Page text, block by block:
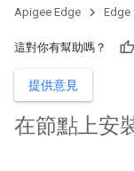
Apigee Edge Edge
這對你有幫助嗎？
提供意見
在節點上安